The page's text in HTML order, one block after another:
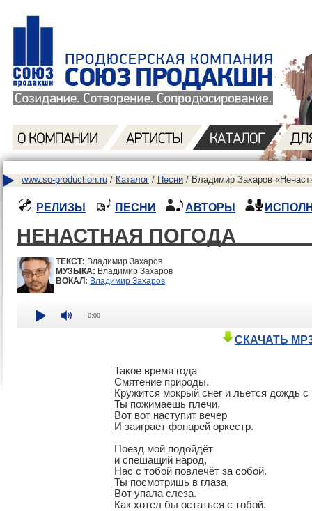
www.so-production.ru / Каталог / Песни / Владимир Захаров
РЕЛИЗЫ ПЕСНИ АВТОРЫ
НЕНАСТНАЯ ПОГОДА
ТЕКСТ: Владимир Захаров
МУЗЫКА: Владимир Захаров
ВОКАЛ: Владимир Захаров
0:00
СКАЧАТЬ
Такое время года
Смятение природы.
Кружится мокрый снег и льётся дождь с
Ты пожимаешь плечи,
Вот вот наступит вечер
И заиграет фонарей оркестр.
Поезд мой подойдёт
и спешащий народ,
Нас с тобой повлечёт за собой.
Ты посмотришь в глаза,
Вот упала слеза.
Как хотел бы остаться с тобой.